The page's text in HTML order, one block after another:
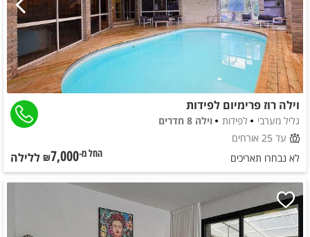
וילה רוז פרימיום לפידות
גליל מערבי לפידות
וילה 8 חדרים
עד 25 אורחים
לא נבחרו תאריכים
החל מ-₪7,000 ללילה